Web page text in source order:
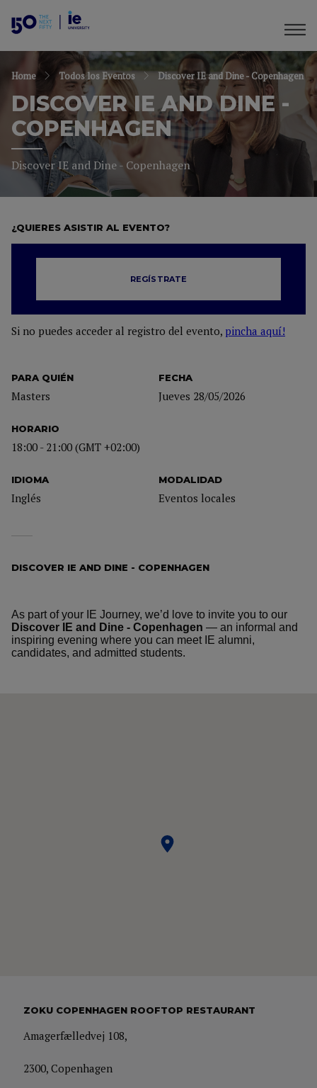
Home Todos los Eventos Discover IE and Dine - Copenhagen
DISCOVER IE AND DINE -
COPENHAGEN
Discover IE and Dine - Copenhagen
PARA QUIÉN
Masters
FECHA
Jueves 28/05/2026
HORARIO
18:00 - 21:00 (GMT +02:00)
IDIOMA
Inglés
MODALIDAD
Eventos locales
¿QUIERES ASISTIR AL EVENTO?
REGÍSTRATE
Si no puedes acceder al registro del evento, pincha aquí!
DISCOVER IE AND DINE - COPENHAGEN
As part of your IE Journey, we’d love to invite you to our
Discover IE and Dine - Copenhagen — an informal and
inspiring evening where you can meet IE alumni,
candidates, and admitted students.
ZOKU COPENHAGEN ROOFTOP RESTAURANT
Amagerfælledvej 108,
2300, Copenhagen